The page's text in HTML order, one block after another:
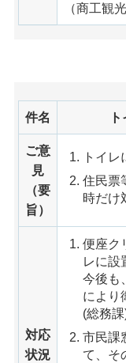
（商工観
件名
ご意
見
（要
旨）
トイ
住民票
時だけ
対応
状況
便座ク
レに設
今後も
により
(総務
市民課
て、そ